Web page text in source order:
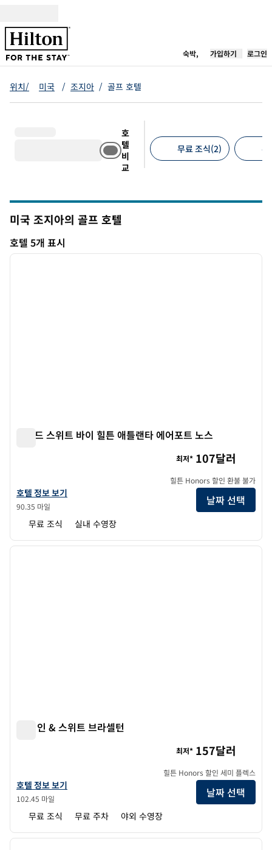
숙박, 새 탭 열림
가입하기 로그인
위치/ 미국 / 조지아 / 골프 호텔
호
텔
비
교
무료 조식(2) 무
미국 조지아의 골프 호텔
호텔 5개 표시
호텔 5개 표시
1/12
다음
홈우드 스위트 바이 힐튼 애틀랜타 에어포트 노스
홈우드 스위트 바이 힐튼 애틀랜타 에어포트 노스의 호텔 정보 보기
호텔 정보 보기
90.35 마일
최저* 107달러
힐튼 Honors 할인 환불 불가
날짜 선택
무료 조식 실내 수영장
1/8
1/8
다음
햄튼 인 & 스위트 브라셀턴
햄튼 인 & 스위트 브라셀턴의 호텔 정보 보기
호텔 정보 보기
102.45 마일
최저* 157달러
힐튼 Honors 할인 세미 플렉스
날짜 선택
무료 조식 무료 주차 야외 수영장
1/12
1/12
다음